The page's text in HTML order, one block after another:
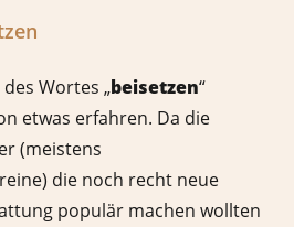
Wortes „beisetzen“
etwas erfahren. Da die
(meistens
die noch recht neue
populär machen wollten